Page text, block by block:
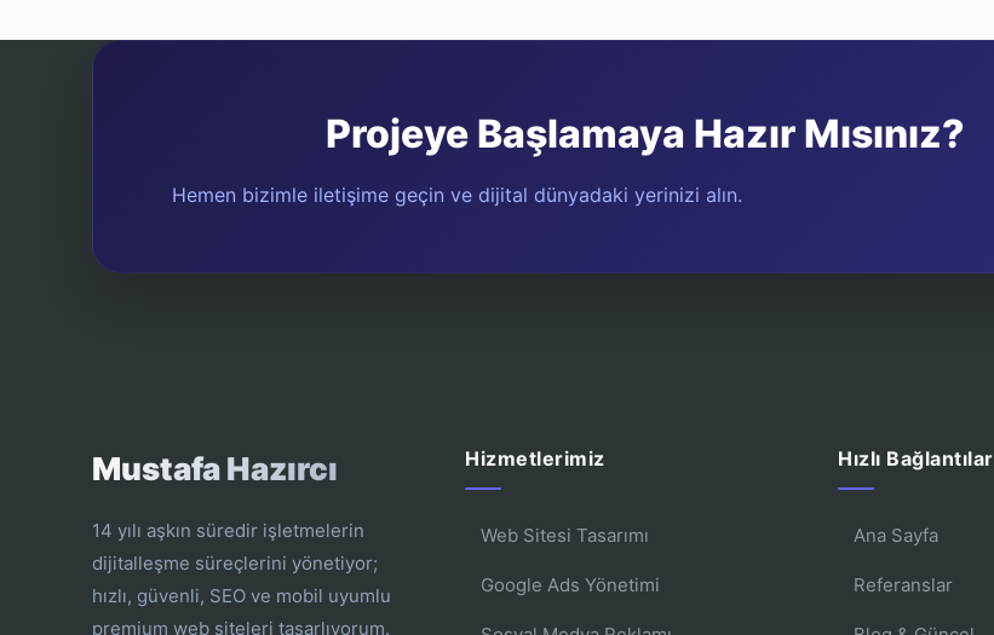
Projeye Başlamaya Hazır Mısınız?
Hemen bizimle iletişime geçin ve dijital dünyadaki yerinizi alın.
Mustafa Hazırcı
14 yılı aşkın süredir işletmelerin
dijitalleşme süreçlerini yönetiyor;
hızlı, güvenli, SEO ve mobil uyumlu
premium web siteleri tasarlıyorum.
Hizmetlerimiz
Web Sitesi Tasarımı
Google Ads Yönetimi
Hızlı Bağlantılar
Ana Sayfa
Referanslar